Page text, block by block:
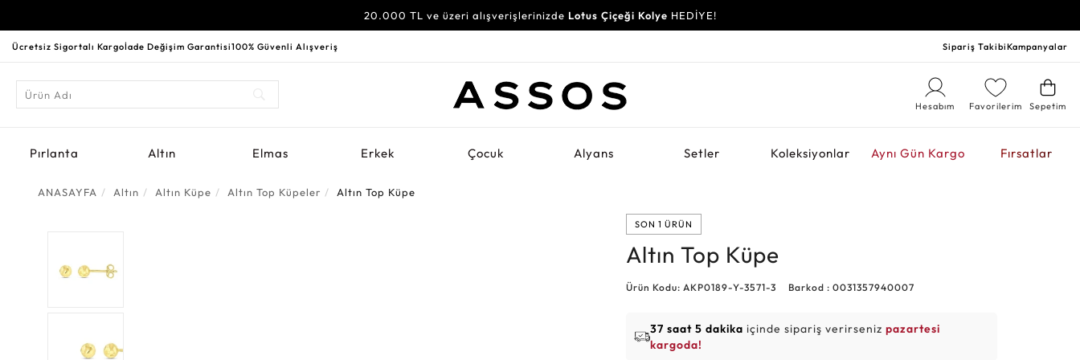
20.000 TL ve üzeri alışverişlerinizde Lotus Çiçeği Kolye HEDİYE!
Ücretsiz Sigortalı Kargoİade Değişim Garantisi100% Güvenli Alışveriş Sipariş TakibiKampanyalar
Sepetim
Favorilerim
Hesabım
Pırlanta Altın Elmas Erkek Çocuk Alyans Setler Koleksiyonlar Aynı Gün Kargo Fırsatlar
ANASAYFA Altın Altın Küpe Altın Top Küpeler Altın Top Küpe
SON 1 ÜRÜN
Altın Top Küpe
Ürün Kodu: AKP0189-Y-3571-3 Barkod : 0031357940007
37 saat 5 dakika içinde sipariş verirsenizpazartesi
kargoda!